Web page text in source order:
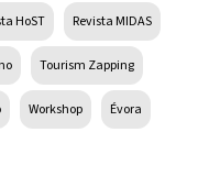
HoST Revista MIDAS
Tourism Zapping
Workshop Évora